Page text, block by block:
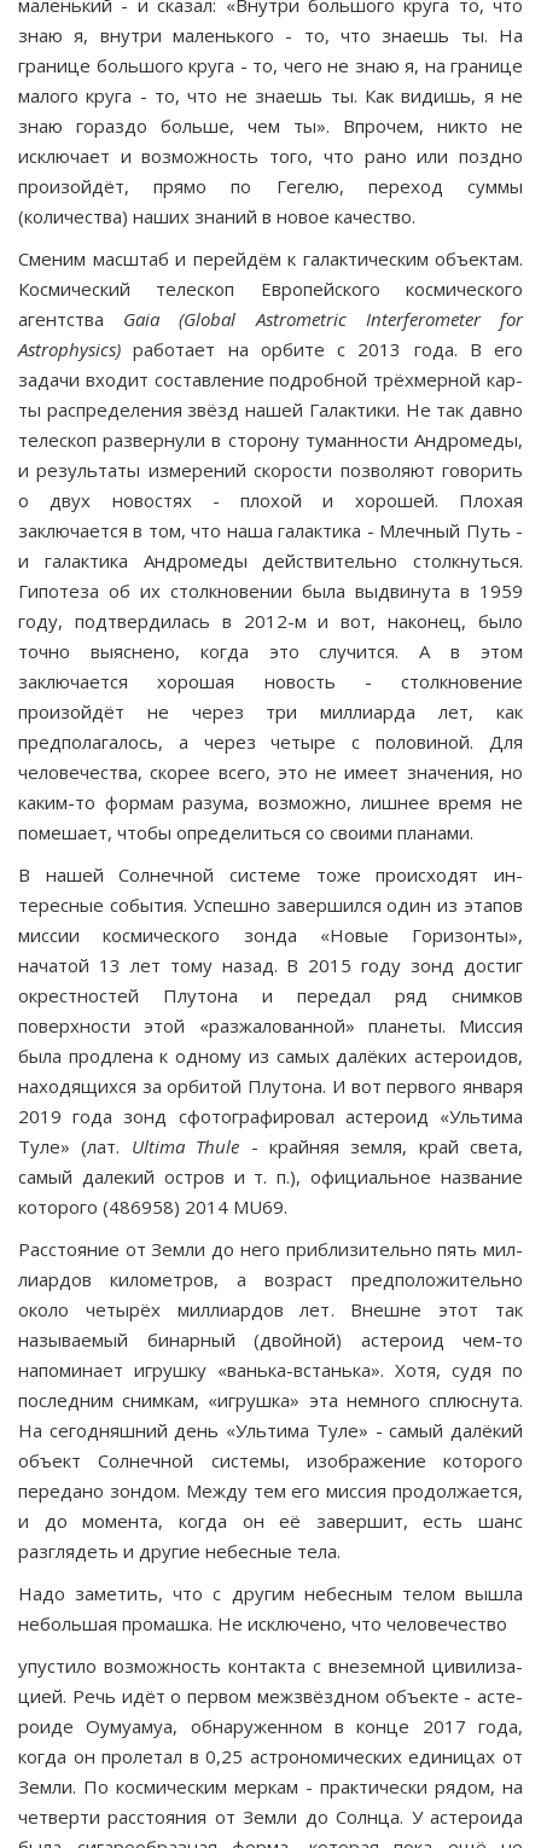
малень­кий - и сказал: «Внутри большого круга то, что
знаю я, вну­три маленького - то, что знаешь ты. На
границе большого круга - то, чего не знаю я, на границе
малого круга - то, что не знаешь ты. Как видишь, я не
знаю гораздо больше, чем ты». Впрочем, никто не
исключает и возможность того, что рано или поздно
произойдёт, прямо по Гегелю, переход суммы
(количества) наших знаний в новое качество.
Сменим масштаб и перейдём к галактическим объ­ектам.
Космический телескоп Европейского космиче­ского
агентства Gaia (Global Astrometric Interferometer
for
Astrophysics) работает на орбите с 2013 года. В его
задачи входит составление подробной трёхмерной кар­
ты распределения звёзд нашей Галактики. Не так давно
телескоп развернули в сторону туманности Андромеды,
и результаты измерений скорости позволяют говорить
о двух новостях - плохой и хорошей. Плохая
заключается в том, что наша галактика - Млечный Путь -
и галактика Андромеды действительно столкнуться.
Гипотеза об их столкновении была выдвинута в 1959
году, подтверди­лась в 2012-м и вот, наконец, было
точно выяснено, когда это случится. А в этом
заключается хорошая новость - столкновение
произойдёт не через три миллиарда лет, как
предполагалось, а через четыре с половиной. Для
челове­чества, скорее всего, это не имеет значения, но
каким-то формам разума, возможно, лишнее время не
помешает, чтобы определиться со своими планами.
В нашей Солнечной системе тоже происходят ин­
тересные события. Успешно завершился один из этапов
миссии космического зонда «Новые Горизонты»,
начатой 13 лет тому назад. В 2015 году зонд достиг
окрестностей Плутона и передал ряд снимков
поверхности этой «раз­жалованной» планеты. Миссия
была продлена к одному из самых далёких астероидов,
находящихся за орбитой Плутона. И вот первого января
2019 года зонд сфотогра­фировал астероид «Ультима
Туле» (лат. Ultima Thule - крайняя земля, край света,
самый далекий остров и т. п.), официальное название
которого (486958) 2014 MU69.
Расстояние от Земли до него приблизительно пять мил­
лиардов километров, а возраст предположительно
около четырёх миллиардов лет. Внешне этот так
называемый бинарный (двойной) астероид чем-то
напоминает игруш­ку «ванька-встанька». Хотя, судя по
последним снимкам, «игрушка» эта немного сплюснута.
На сегодняшний день «Ультима Туле» - самый далёкий
объект Солнечной си­стемы, изображение которого
передано зондом. Между тем его миссия продолжается,
и до момента, когда он её завершит, есть шанс
разглядеть и другие небесные тела.
Надо заметить, что с другим небесным телом вышла
небольшая промашка. Не исключено, что человечество
упустило возможность контакта с внеземной цивилиза­
цией. Речь идёт о первом межзвёздном объекте - асте­
роиде Оумуамуа, обнаруженном в конце 2017 года,
когда он пролетал в 0,25 астрономических единицах от
Земли. По космическим меркам - практически рядом, на
чет­верти расстояния от Земли до Солнца. У астероида